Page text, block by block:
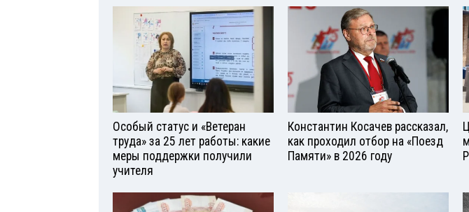
Особый статус и «Ветеран
труда» за 25 лет работы: какие
меры поддержки получили
учителя
Константин Косачев рассказал,
как проходил отбор на «Поезд
Памяти» в 2026 году